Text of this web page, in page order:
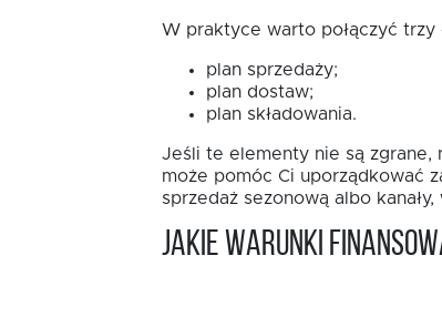
W praktyce warto połączyć trzy
plan sprzedaży;
plan dostaw;
plan składowania.
Jeśli te elementy nie są zgrane,
może pomóc Ci uporządkować
sprzedaż sezonową albo
Jakie warunki